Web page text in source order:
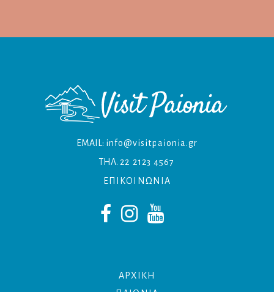
EMAIL: info@visitpaionia.gr
ΤΗΛ. 22 2123 4567
ΕΠΙΚΟΙΝΩΝΙΑ
ΑΡΧΙΚΗ